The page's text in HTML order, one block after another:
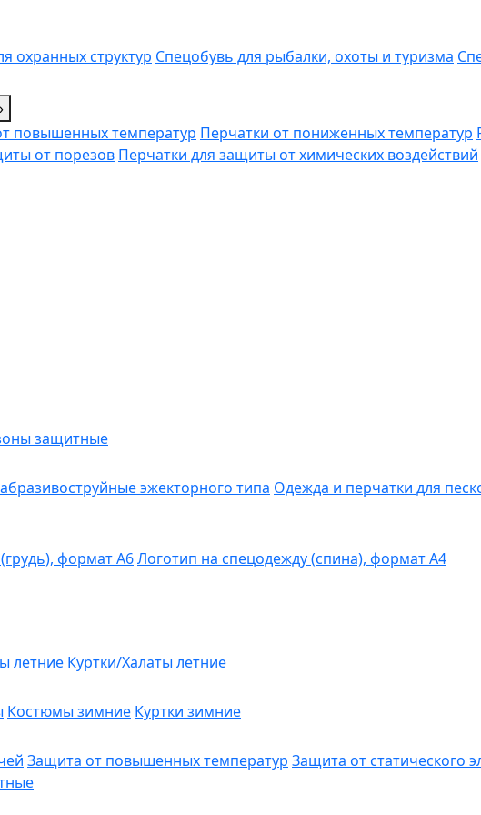
охранных структур Спецобувь для рыбалки, охоты и туризма
›
повышенных температур Перчатки от пониженных температур
от порезов Перчатки для защиты от химических воздействий
защитные
эжекторного типа Одежда и перчатки для
формат А6Логотип на спецодежду (спина), формат А4
летние Куртки/Халаты летние
Костюмы зимние Куртки зимние
Защита от повышенных температур Защита от статического